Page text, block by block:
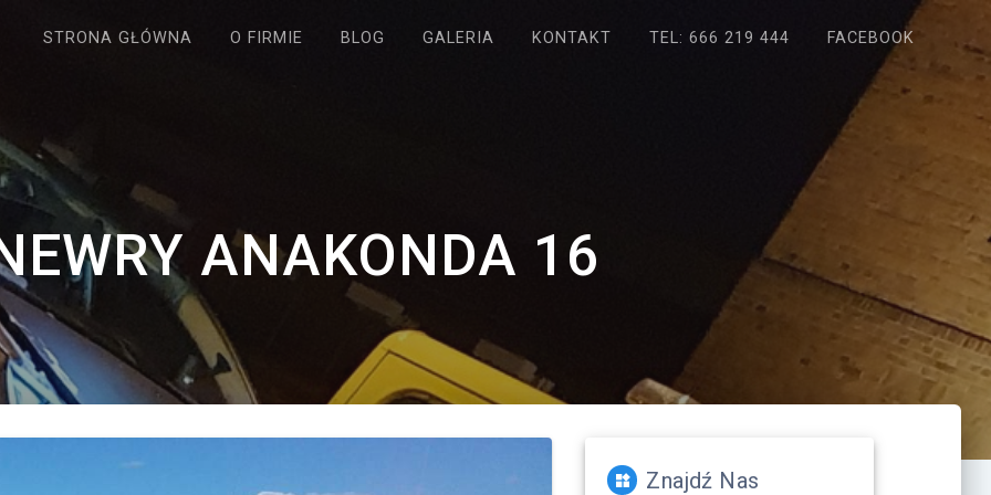
STRONA GŁÓWNA O FIRMIE BLOG GALERIA KONTAKT TEL: 666 219 444 FACEBOOK
ANAKONDA 16
Znajdź Nas